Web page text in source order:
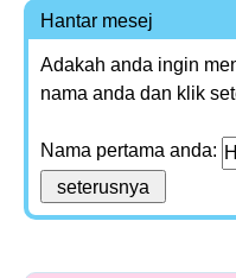
Hantar mesej
Adakah anda ingin
nama anda dan klik
Nama pertama anda: